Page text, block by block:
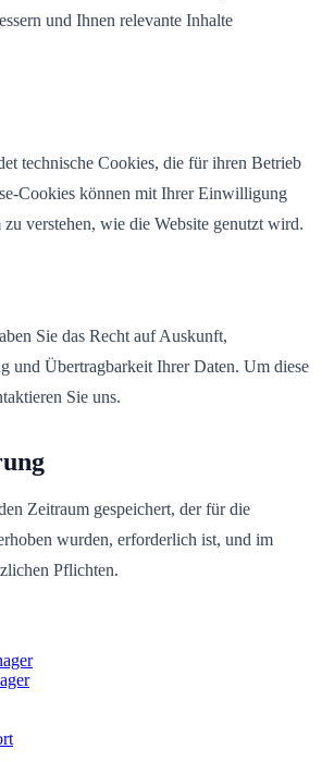
und Ihnen relevante Inhalte
technische Cookies, die für ihren Betrieb
Cookies können mit Ihrer Einwilligung
verstehen, wie die Website genutzt wird.
Sie das Recht auf Auskunft,
und Übertragbarkeit Ihrer Daten. Um diese
Sie uns.
Zeitraum gespeichert, der für die
wurden, erforderlich ist, und im
Pflichten.